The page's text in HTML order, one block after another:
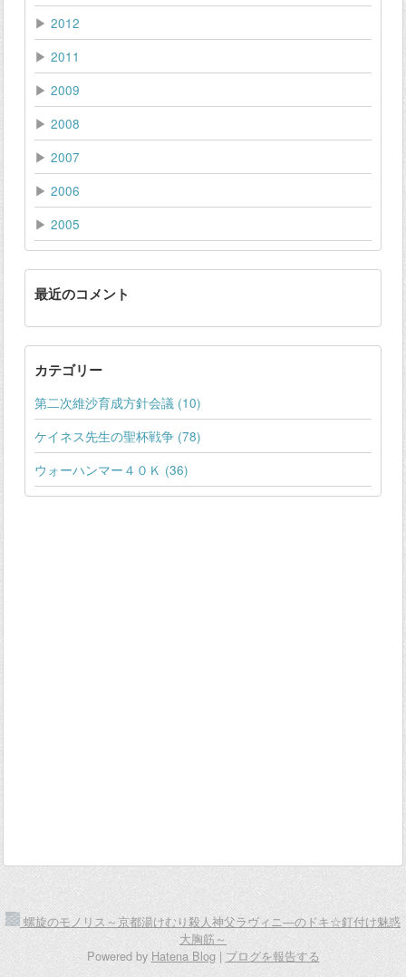
▶ 2012
▶ 2011
▶ 2009
▶ 2008
▶ 2007
▶ 2006
▶ 2005
最近のコメント
カテゴリー
第二次維沙育成方針会議 (10)
ケイネス先生の聖杯戦争 (78)
ウォーハンマー４０Ｋ (36)
螺旋のモノリス～京都湯けむり殺人神父ラヴィニ―のドキ☆釘付け魅惑
大胸筋～
Powered by Hatena Blog| ブログを報告する